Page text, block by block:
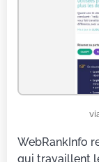
WebRankInfo
qui travaillent